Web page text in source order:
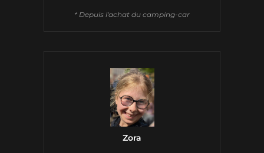
* Depuis l'achat du camping-car
Zora